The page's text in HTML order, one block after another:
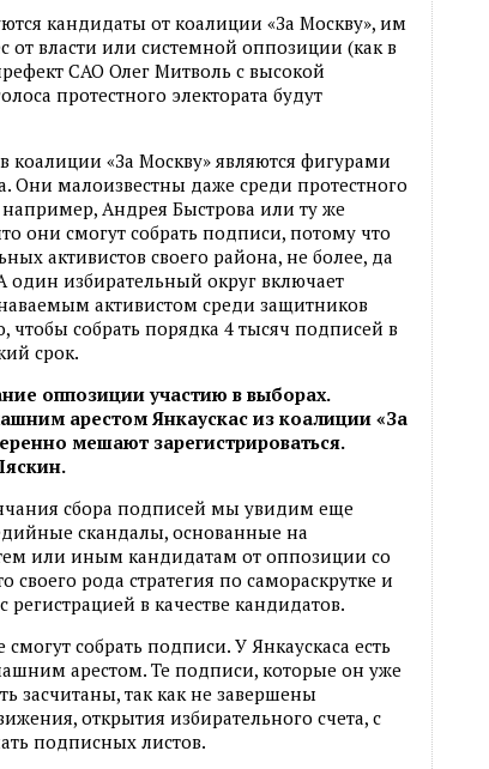
кандидаты от коалиции «За Москву», им
от власти или системной оппозиции (как в
САО Олег Митволь с высокой
протестного электората будут
коалиции «За Москву» являются фигурами
Они малоизвестны даже среди протестного
Андрея Быстрова или ту же
они смогут собрать подписи, потому что
активистов своего района, не более, да
один избирательный округ включает
активистом среди защитников
чтобы собрать порядка 4 тысяч подписей в
срок.
оппозиции участию в выборах.
арестом Янкаускас из коалиции «За
мешают зарегистрироваться.
сбора подписей мы увидим еще
скандалы, основанные на
или иным кандидатам от оппозиции со
своего рода стратегия по самораскрутке и
в качестве кандидатов.
собрать подписи. У Янкаускаса есть
арестом. Те подписи, которые он уже
засчитаны, так как не завершены
открытия избирательного счета, с
подписных листов.